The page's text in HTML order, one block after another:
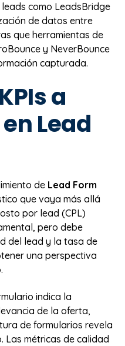
como LeadsBridge
de datos entre
que herramientas de
y NeverBounce
capturada.
a
Lead
de Lead Form
que vaya más allá
por lead (CPL)
pero debe
del lead y la tasa de
una perspectiva
indica la
de la oferta,
de formularios revela
Las métricas de calidad